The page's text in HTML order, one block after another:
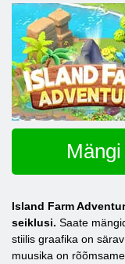
Island Farm
seiklusi. Saate
stiilis graafika on
muusika on